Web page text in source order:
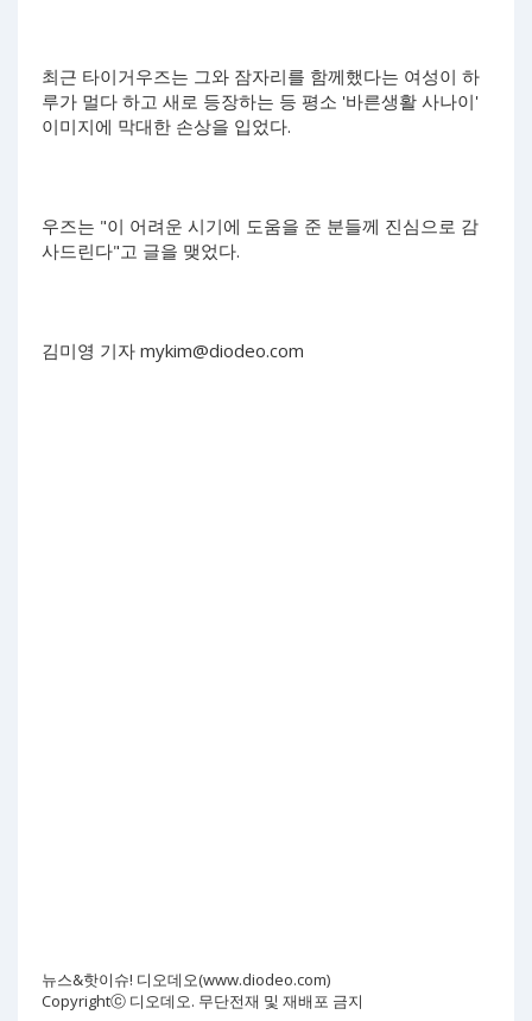
최근 타이거우즈는 그와 잠자리를 함께했다는 여성이 하
루가 멀다 하고 새로 등장하는 등 평소 '바른생활 사나이'
이미지에 막대한 손상을 입었다.
우즈는 "이 어려운 시기에 도움을 준 분들께 진심으로 감
사드린다"고 글을 맺었다.
김미영 기자 mykim@diodeo.com
뉴스&핫이슈! 디오데오(www.diodeo.com)
Copyrightⓒ 디오데오. 무단전재 및 재배포 금지